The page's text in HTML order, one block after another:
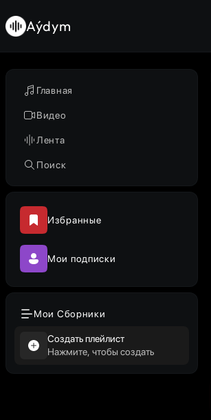
Главная
Видео
Лента
Поиск
Избранные
Мои подписки
Мои Сборники
Создать плейлист
Нажмите, чтобы создать
Aýdym